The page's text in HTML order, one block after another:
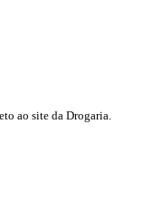
ao site da Drogaria.